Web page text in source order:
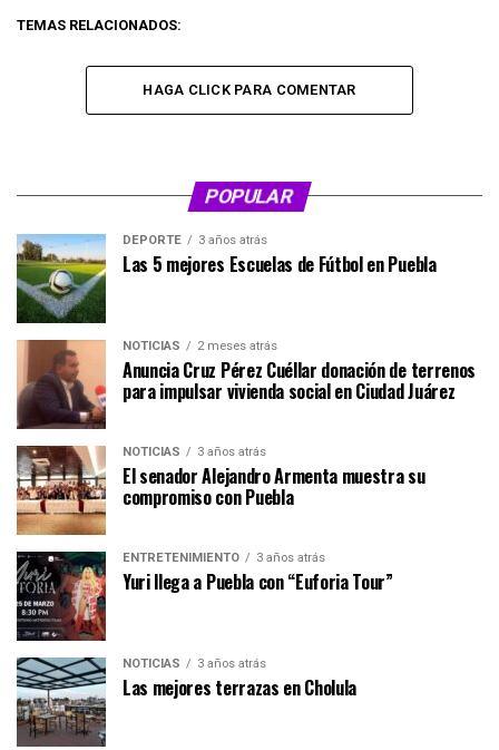
TEMAS RELACIONADOS:
HAGA CLICK PARA COMENTAR
POPULAR
DEPORTE 3 años atrás
Las 5 mejores Escuelas de Fútbol en Puebla
NOTICIAS 2 meses atrás
Anuncia Cruz Pérez Cuéllar donación de terrenos
para impulsar vivienda social en Ciudad Juárez
NOTICIAS 3 años atrás
El senador Alejandro Armenta muestra su
compromiso con Puebla
ENTRETENIMIENTO 3 años atrás
Yuri llega a Puebla con “Euforia Tour”
NOTICIAS 3 años atrás
Las mejores terrazas en Cholula